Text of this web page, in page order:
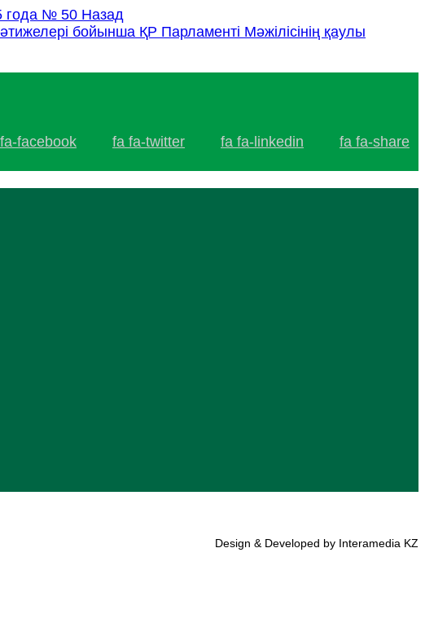
года № 50 Назад
бойынша ҚР Парламенті Мәжілісінің қаулы
facebook fa fa-twitter fa fa-linkedin fa fa-share
Design & Developed by Interamedia KZ